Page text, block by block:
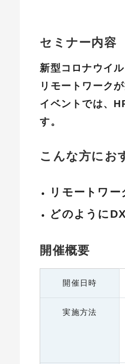
セミナー内容
新型コロナウイ
リモートワーク
イベントでは、
す。
こんな方にお
リモートワ
どのように
開催概要
開催日時
実施方法